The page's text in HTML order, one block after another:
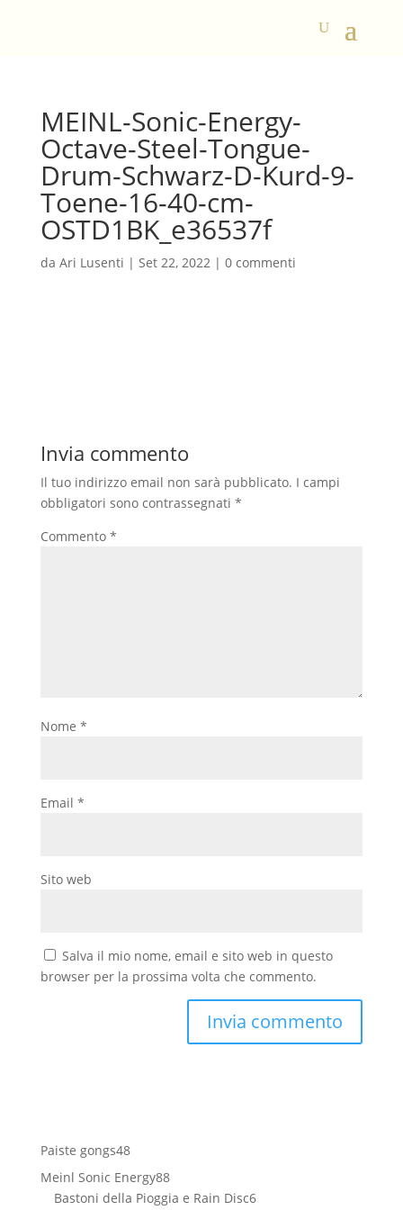
MEINL-Sonic-Energy-
Octave-Steel-Tongue-
Drum-Schwarz-D-Kurd-9-
Toene-16-40-cm-
OSTD1BK_e36537f
da Ari Lusenti | Set 22, 2022| 0 commenti
Invia commento
Il tuo indirizzo email non sarà pubblicato. I campi
obbligatori sono contrassegnati *
Commento *
Nome *
Email *
Sito web
Salva il mio nome, email e sito web in questo
browser per la prossima volta che commento.
Paiste gongs4848
prodotti
Meinl Sonic Energy8888
prodotti
Bastoni della Pioggia e Rain Disc66